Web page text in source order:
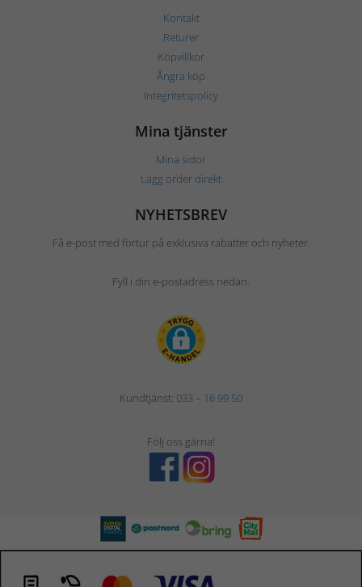
Kontakt
Returer
Köpvillkor
Ångra köp
Integritetspolicy
Mina tjänster
Mina sidor
Lägg order direkt
NYHETSBREV
Få e-post med förtur på exklusiva rabatter och nyheter.
Fyll i din e-postadress nedan.
Kundtjänst: 033 – 16 99 50
Följ oss gärna!